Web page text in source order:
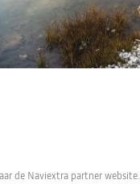
de Naviextra partner website.